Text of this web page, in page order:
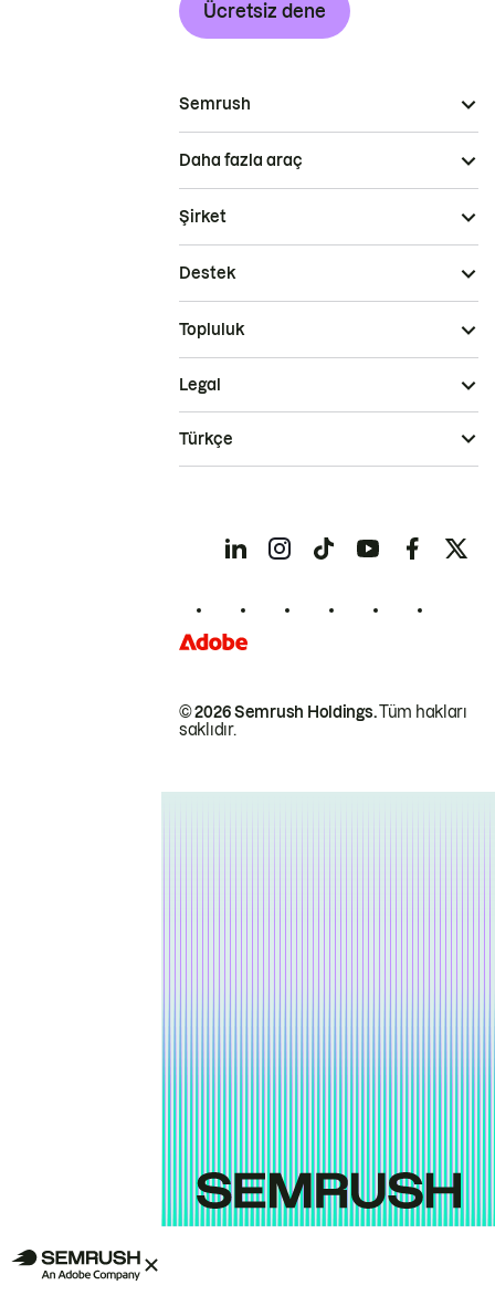
Ücretsiz dene
Semrush
Daha fazla araç
Şirket
Destek
Topluluk
© 2026 Semrush Holdings.Tüm hakları
saklıdır.
Legal
Türkçe